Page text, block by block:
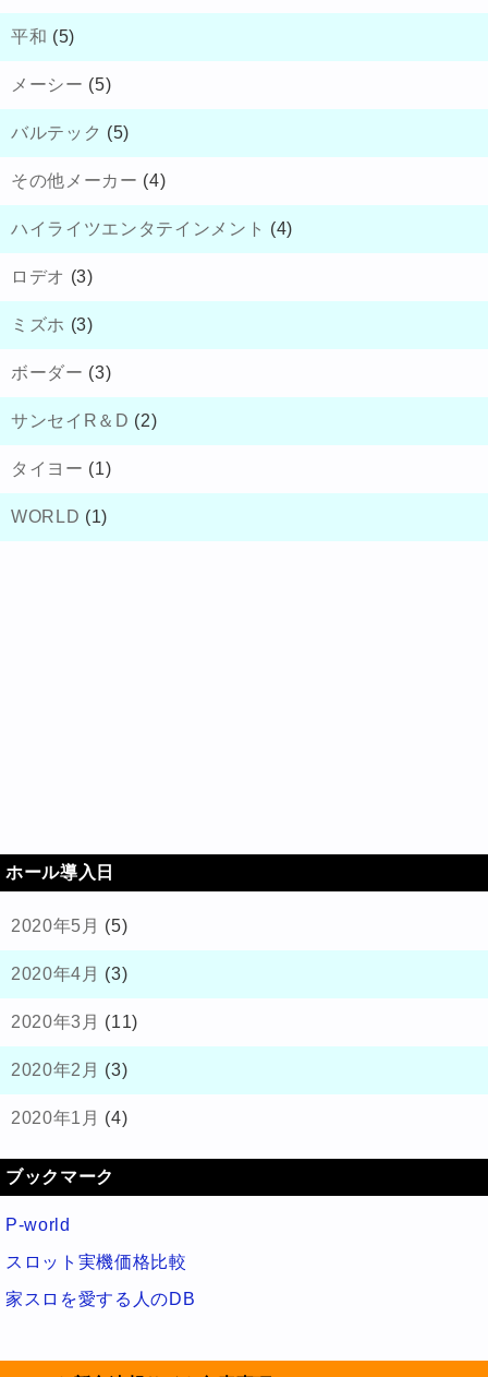
平和 (5)
メーシー (5)
バルテック (5)
その他メーカー (4)
ハイライツエンタテインメント (4)
ロデオ (3)
ミズホ (3)
ボーダー (3)
サンセイR＆D (2)
タイヨー (1)
WORLD (1)
ホール導入日
2020年5月 (5)
2020年4月 (3)
2020年3月 (11)
2020年2月 (3)
2020年1月 (4)
ブックマーク
P-world
スロット実機価格比較
家スロを愛する人のDB